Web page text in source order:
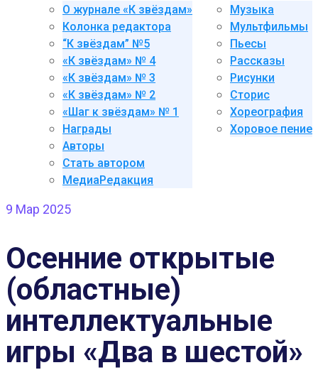
О журнале «К звёздам»
Колонка редактора
“К звёздам” №5
«К звёздам» № 4
«К звёздам» № 3
«К звёздам» № 2
«Шаг к звёздам» № 1
Награды
Авторы
Стать автором
МедиаРедакция
Музыка
Мультфильмы
Пьесы
Рассказы
Рисунки
Сторис
Хореография
Хоровое пение
9 Мар 2025
Осенние открытые
(областные)
интеллектуальные
игры «Два в шестой»